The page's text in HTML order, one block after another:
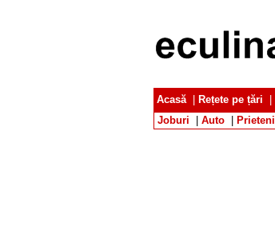
Acasă| Rețete pe țări
Joburi
Auto Prieteni